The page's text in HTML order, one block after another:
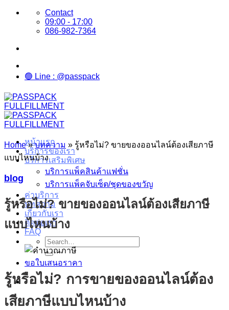
Skip
Contact
09:00 - 17:00
086-982-7364
🟢 Line : @passpack
หน้าแรก
บริการของเรา
บริการเสริมพิเศษ
บริการแพ็คสินค้าแฟชั่น
บริการแพ็คจับเซ็ต/ชุดของขวัญ
ค่าบริการ
บทความ
เกี่ยวกับเรา
ติดต่อเรา
FAQ
Search
for:
ขอใบเสนอราคา
Home»บทความ » รู้หรือไม่? ขายของออนไลน์ต้องเสียภาษี
แบบไหนบ้าง
blog
รู้หรือไม่? ขายของออนไลน์ต้องเสียภาษี
แบบไหนบ้าง
รู้หรือไม่? การขายของออนไลน์ต้อง
เสียภาษีแบบไหนบ้าง